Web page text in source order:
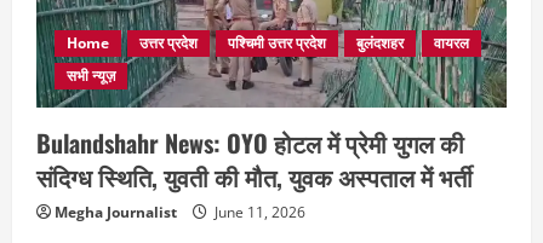
Home उत्तर प्रदेश पश्चिमी उत्तर प्रदेश बुलंदशहर
वायरल
सभी न्यूज़
Bulandshahr News: OYO होटल में प्रेमी युगल की
संदिग्ध स्थिति, युवती की मौत, युवक अस्पताल में भर्ती
Megha Journalist June 11, 2026